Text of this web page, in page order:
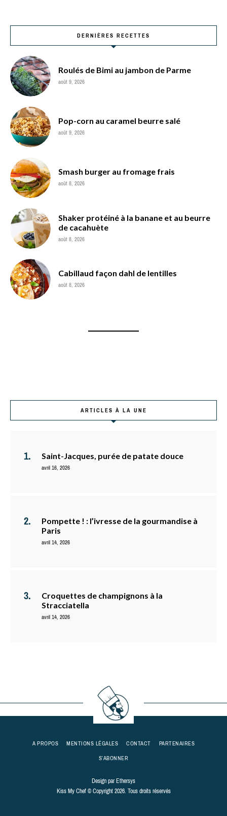
DERNIÈRES RECETTES
Roulés de Bimi au jambon de Parme
août 9, 2026
Pop-corn au caramel beurre salé
août 9, 2026
Smash burger au fromage frais
août 8, 2026
Shaker protéiné à la banane et au beurre
de cacahuète
août 8, 2026
Cabillaud façon dahl de lentilles
août 8, 2026
ARTICLES À LA UNE
Saint-Jacques, purée de patate douce
avril 16, 2026
Pompette ! : l’ivresse de la gourmandise à
Paris
avril 14, 2026
Croquettes de champignons à la
Stracciatella
avril 14, 2026
A PROPOS MENTIONS LÉGALES CONTACT
PARTENAIRES
S’ABONNER
Design parEthersys
Kiss My Chef © Copyright 2026. Tous droits réservés